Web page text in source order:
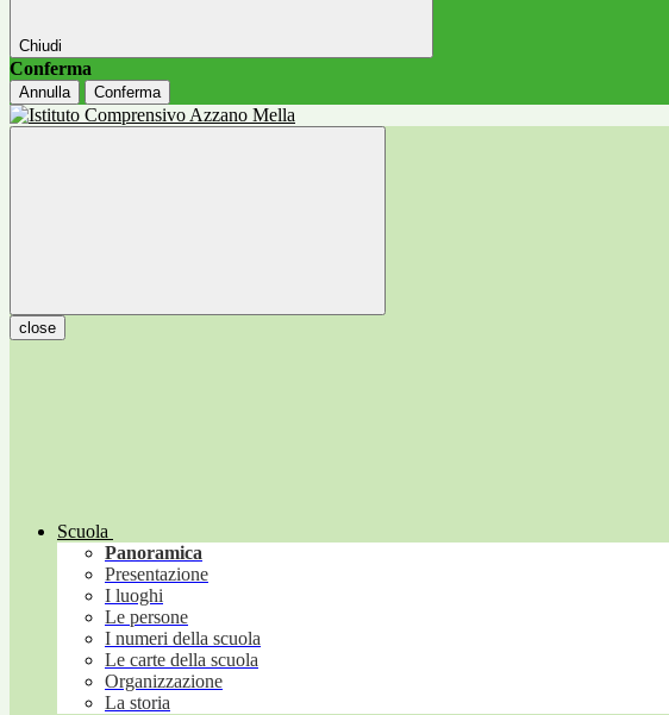
Chiudi
Conferma
Annulla Conferma
close
Scuola
Panoramica
Presentazione
I luoghi
Le persone
I numeri della scuola
Le carte della scuola
Organizzazione
La storia